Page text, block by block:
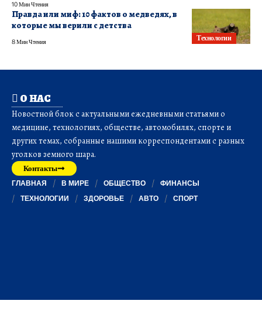
10 Мин Чтения
Технологии
Правда или миф: 10 фактов о медведях, в
которые мы верили с детства
8 Мин Чтения
О НАС
Новостной блок с актуальными ежедневными статьями о
медицине, технологиях, обществе, автомобилях, спорте и
других темах, собранные нашими корреспондентами с разных
уголков земного шара.
Контакты
ГЛАВНАЯ В МИРЕ ОБЩЕСТВО
ФИНАНСЫ
ТЕХНОЛОГИИ
ЗДОРОВЬЕ АВТО СПОРТ